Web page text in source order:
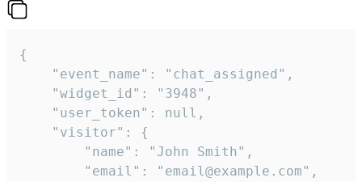
{
    "event_name": "chat_assigned",
    "widget_id": "3948",
    "user_token": null,
    "visitor": {
        "name": "John Smith",
        "email": "email@example.com",